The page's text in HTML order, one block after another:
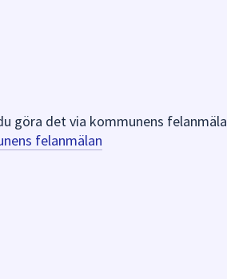
göra det via kommunens
felanmälan